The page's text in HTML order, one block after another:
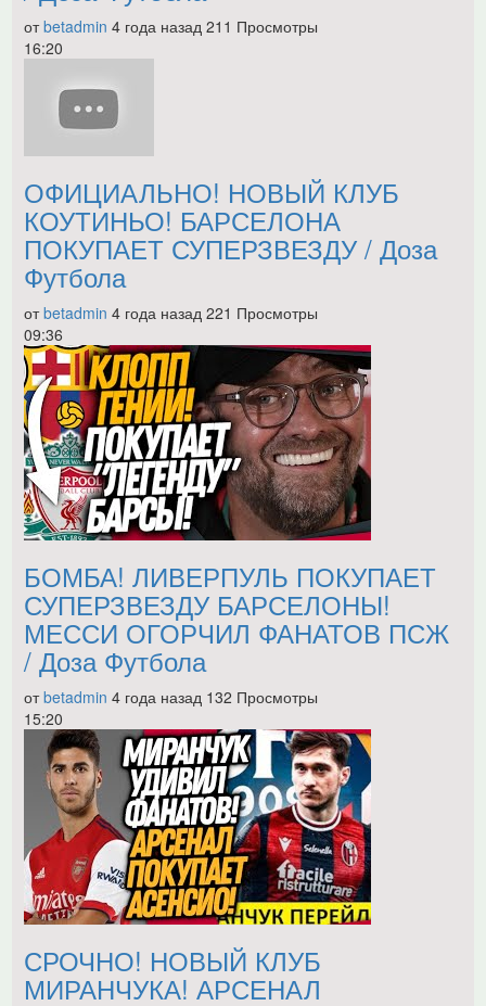
отbetadmin 4 года назад 211 Просмотры
16:20
ОФИЦИАЛЬНО! НОВЫЙ КЛУБ
КОУТИНЬО! БАРСЕЛОНА
ПОКУПАЕТ СУПЕРЗВЕЗДУ / Доза
Футбола
отbetadmin 4 года назад 221 Просмотры
09:36
БОМБА! ЛИВЕРПУЛЬ ПОКУПАЕТ
СУПЕРЗВЕЗДУ БАРСЕЛОНЫ!
МЕССИ ОГОРЧИЛ ФАНАТОВ ПСЖ
/ Доза Футбола
отbetadmin 4 года назад 132 Просмотры
15:20
СРОЧНО! НОВЫЙ КЛУБ
МИРАНЧУКА! АРСЕНАЛ